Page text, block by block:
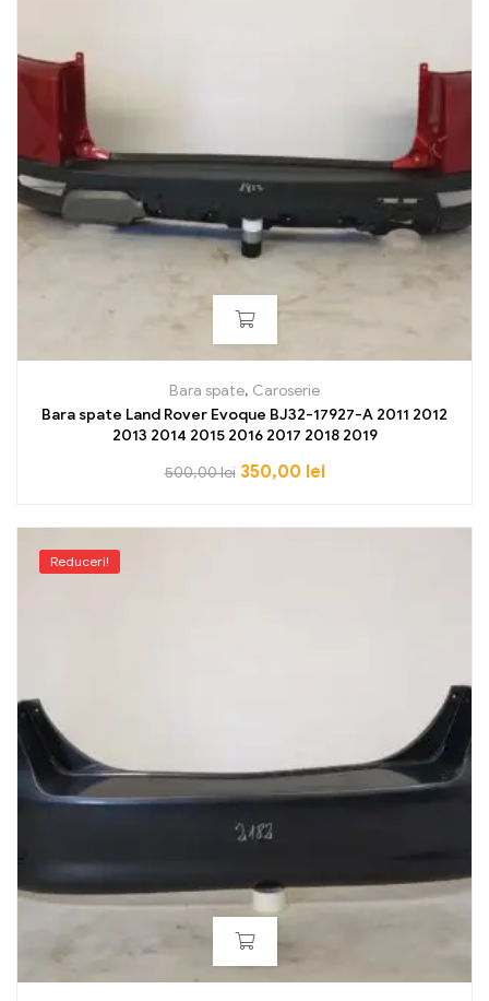
Bara spate, Caroserie
Bara spate Land Rover Evoque BJ32-17927-A 2011 2012
2013 2014 2015 2016 2017 2018 2019
500,00lei 350,00 lei
Reduceri!